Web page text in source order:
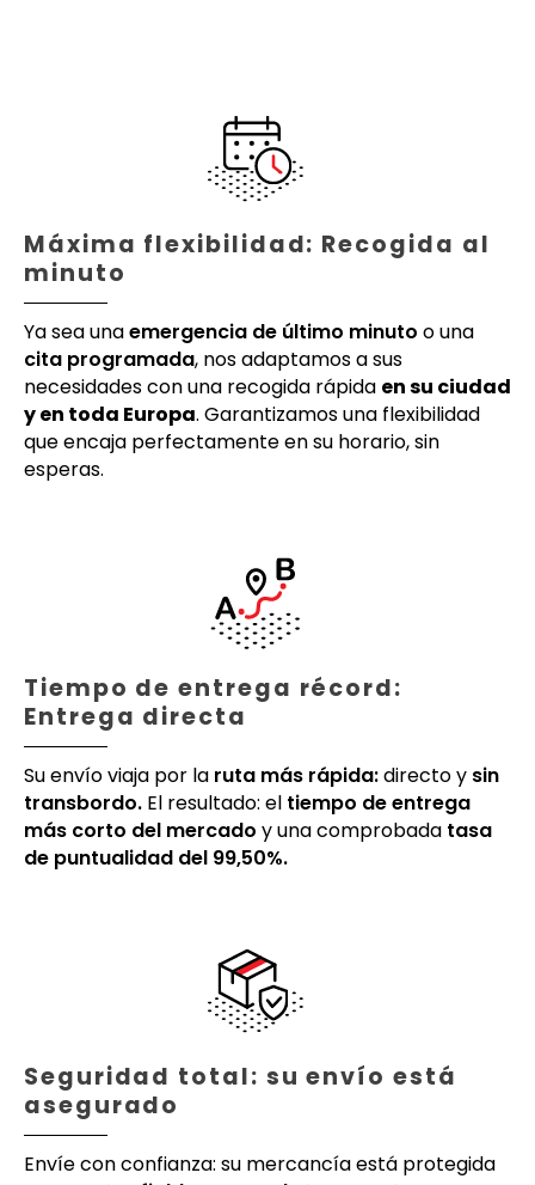
Máxima flexibilidad: Recogida al
minuto
Ya sea unaemergencia de último minuto o una
cita programada, nos adaptamos a sus
necesidades con una recogida rápida en su ciudad
y en toda Europa. Garantizamos una flexibilidad
que encaja perfectamente en su horario, sin
esperas.
Tiempo de entrega récord:
Entrega directa
Su envío viaja por la ruta más rápida:directo y sin
transbordo. El resultado: el tiempo de entrega
más corto del mercado y una comprobada tasa
de puntualidad del 99,50%.
Seguridad total: su envío está
asegurado
Envíe con confianza: su mercancía está protegida